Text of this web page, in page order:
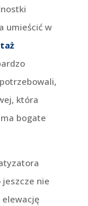
umieścić w
która
bogate
nie
elewację